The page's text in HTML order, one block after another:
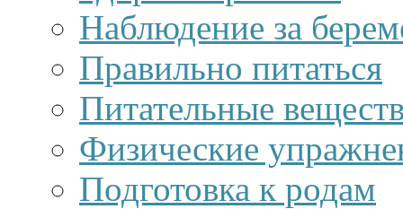
Наблюдение за
Правильно питаться
Питательные
Физические
Подготовка к родам